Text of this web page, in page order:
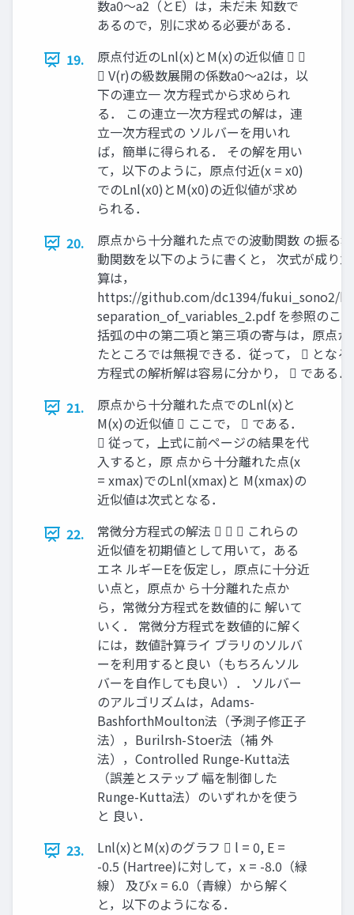
数a0～a2（とE）は，未だ未 知数で
あるので，別に求める必要がある．
19.
原点付近のLnl(x)とM(x)の近似値  
 V(r)の級数展開の係数a0～a2は，以
下の連立一 次方程式から求められ
る． この連立一次方程式の解は，連
立一次方程式の ソルバーを用いれ
ば，簡単に得られる． その解を用い
て，以下のように，原点付近(x = x0)
でのLnl(x0)とM(x0)の近似値が求め
られる．
20.
原点から十分離れた点での波動関数 の振る
動関数を以下のように書くと， 次式が成り
算は，
https://github.com/dc1394/fukui_sono2/
separation_of_variables_2.pdf を参照のこ
括弧の中の第二項と第三項の寄与は，原点
たところでは無視できる．従って，  とな
方程式の解析解は容易に分かり，  である．
21.
原点から十分離れた点でのLnl(x)と
M(x)の近似値  ここで，  である．
 従って，上式に前ページの結果を代
入すると，原 点から十分離れた点(x
= xmax)でのLnl(xmax)と M(xmax)の
近似値は次式となる．
22.
常微分方程式の解法    これらの
近似値を初期値として用いて，ある
エネ ルギーEを仮定し，原点に十分近
い点と，原点か ら十分離れた点か
ら，常微分方程式を数値的に 解いて
いく． 常微分方程式を数値的に解く
には，数値計算ライ ブラリのソルバ
ーを利用すると良い（もちろんソル
バーを自作しても良い）． ソルバー
のアルゴリズムは，Adams-
BashforthMoulton法（予測子修正子
法），Burilrsh-Stoer法（補 外
法），Controlled Runge-Kutta法
（誤差とステップ 幅を制御した
Runge-Kutta法）のいずれかを使う
と 良い．
23.
Lnl(x)とM(x)のグラフ  l = 0, E =
-0.5 (Hartree)に対して，x = -8.0（緑
線） 及びx = 6.0（青線）から解く
と，以下のようになる．